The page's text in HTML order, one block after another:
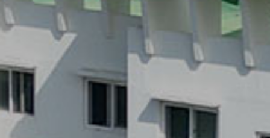
마음으로 하나가될 수 있
는 곳
면학에 집중할 수 있도록
안전과 쾌적한 환경을 조성하겠습니다.